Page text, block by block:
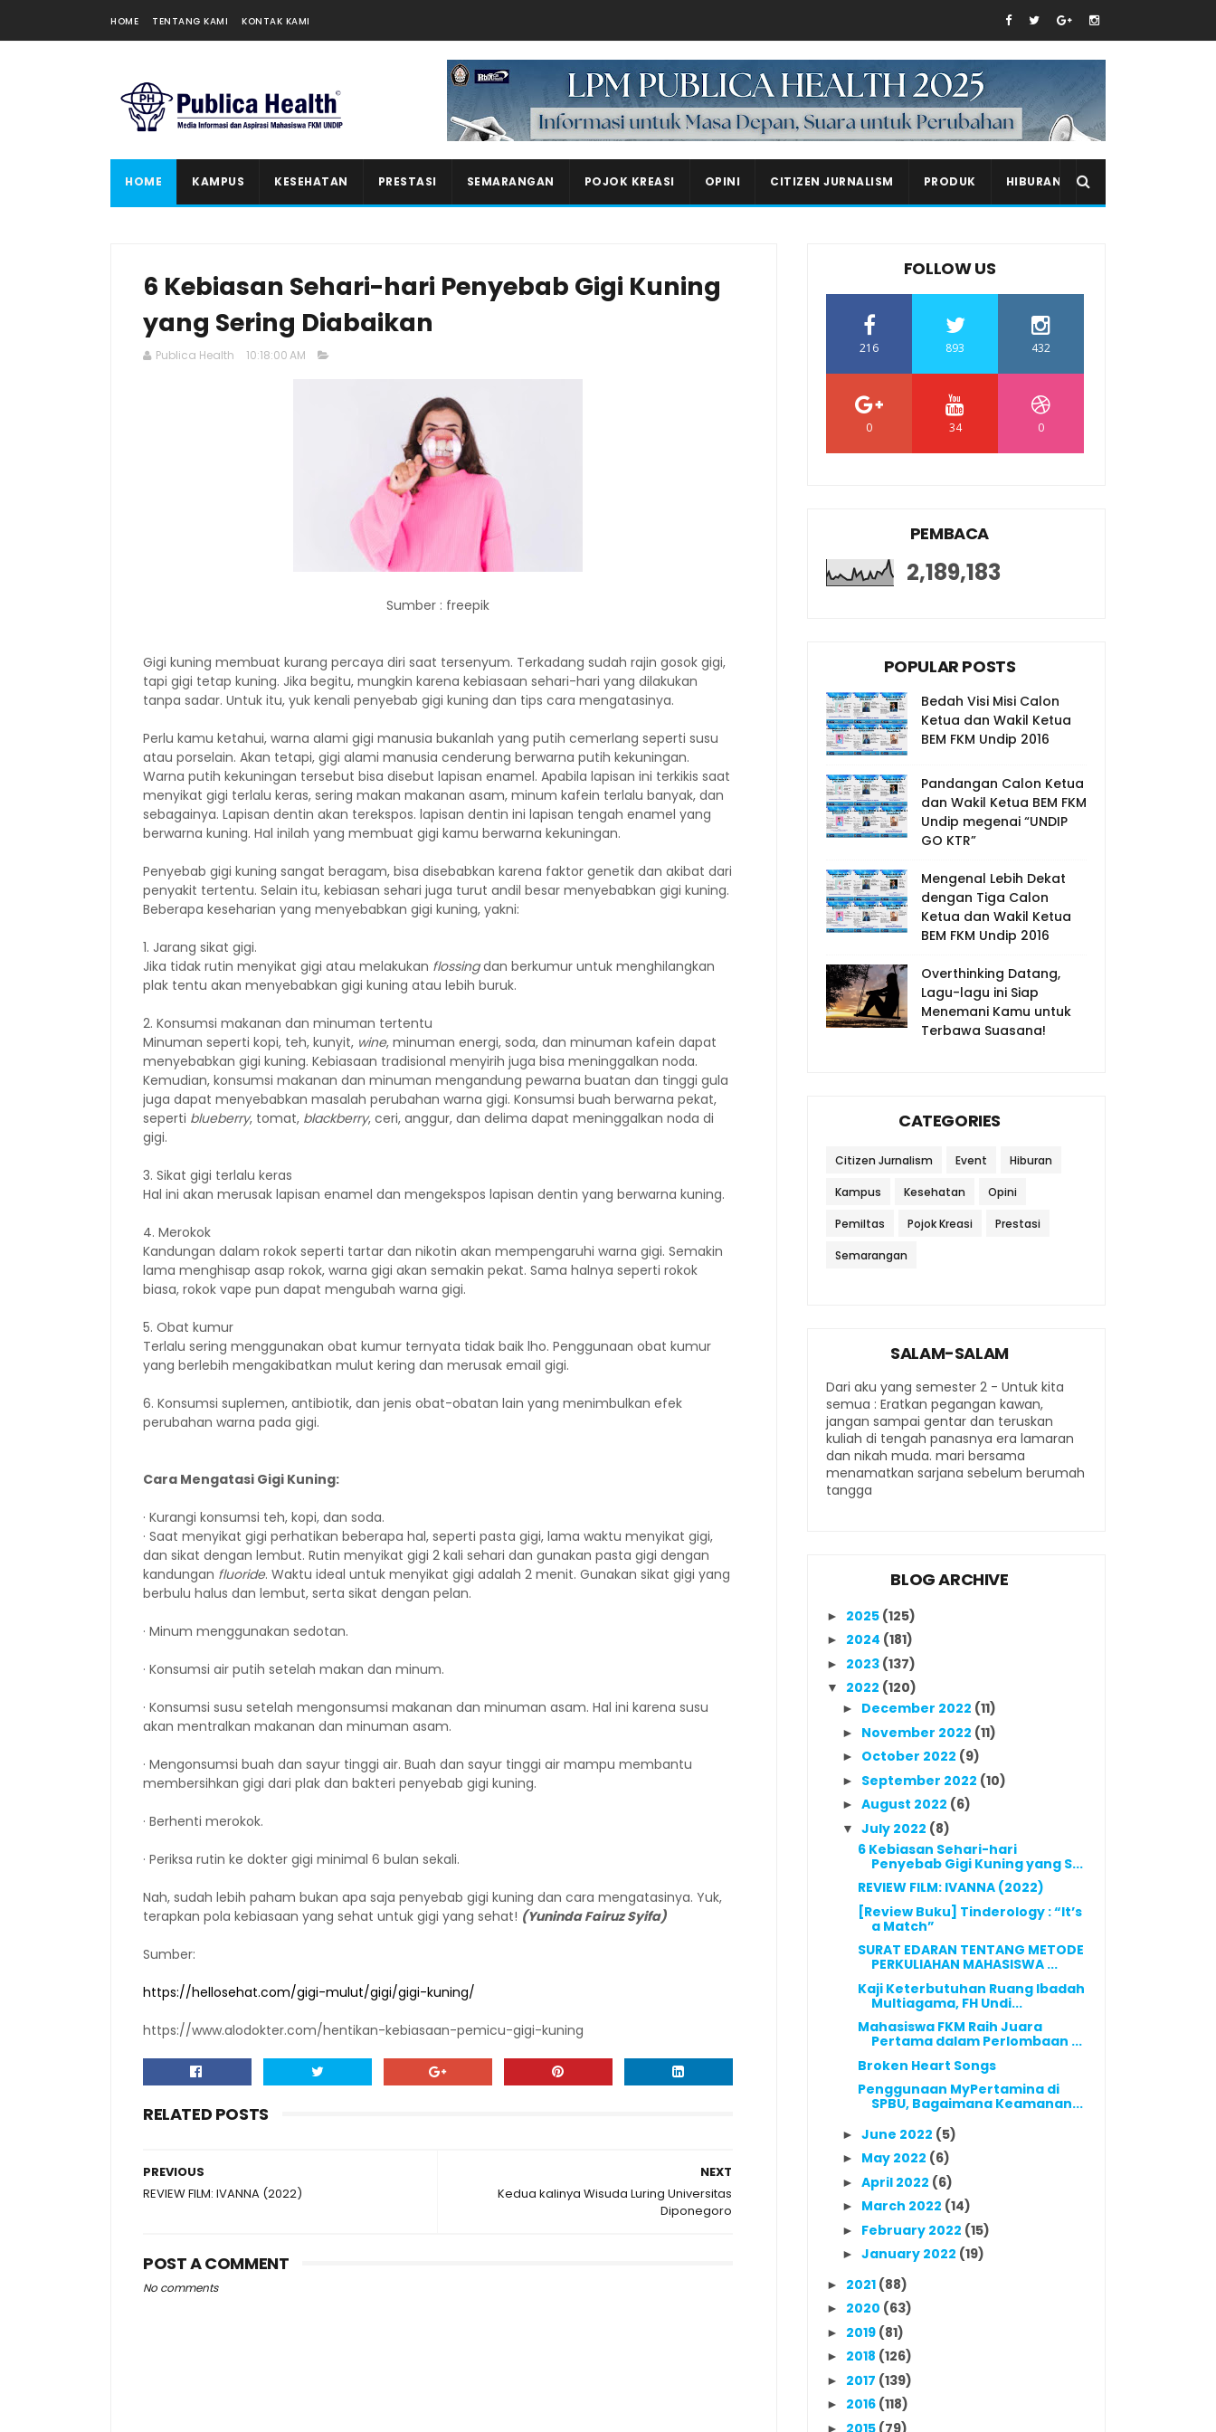
HOME TENTANG KAMI KONTAK KAMI
Masukkan iklan disini!
HOME KAMPUS KESEHATAN PRESTASI SEMARANGAN POJOK KREASI OPINI CITIZEN JURNALISM PRODUK HIBURAN
6 Kebiasan Sehari-hari Penyebab Gigi Kuning
yang Sering Diabaikan
Publica Health 10:18:00 AM
Sumber : freepik
Gigi kuning membuat kurang percaya diri saat tersenyum. Terkadang sudah rajin gosok gigi,
tapi gigi tetap kuning. Jika begitu, mungkin karena kebiasaan sehari-hari yang dilakukan
tanpa sadar. Untuk itu, yuk kenali penyebab gigi kuning dan tips cara mengatasinya.
Perlu kamu ketahui, warna alami gigi manusia bukanlah yang putih cemerlang seperti susu
atau porselain. Akan tetapi, gigi alami manusia cenderung berwarna putih kekuningan.
Warna putih kekuningan tersebut bisa disebut lapisan enamel. Apabila lapisan ini terkikis saat
menyikat gigi terlalu keras, sering makan makanan asam, minum kafein terlalu banyak, dan
sebagainya. Lapisan dentin akan terekspos. lapisan dentin ini lapisan tengah enamel yang
berwarna kuning. Hal inilah yang membuat gigi kamu berwarna kekuningan.
Penyebab gigi kuning sangat beragam, bisa disebabkan karena faktor genetik dan akibat dari
penyakit tertentu. Selain itu, kebiasan sehari juga turut andil besar menyebabkan gigi kuning.
Beberapa keseharian yang menyebabkan gigi kuning, yakni:
1. Jarang sikat gigi.
Jika tidak rutin menyikat gigi atau melakukan flossingdan berkumur untuk menghilangkan
plak tentu akan menyebabkan gigi kuning atau lebih buruk.
2. Konsumsi makanan dan minuman tertentu
Minuman seperti kopi, teh, kunyit, wine, minuman energi, soda, dan minuman kafein dapat
menyebabkan gigi kuning. Kebiasaan tradisional menyirih juga bisa meninggalkan noda.
Kemudian, konsumsi makanan dan minuman mengandung pewarna buatan dan tinggi gula
juga dapat menyebabkan masalah perubahan warna gigi. Konsumsi buah berwarna pekat,
seperti blueberry, tomat, blackberry, ceri, anggur, dan delima dapat meninggalkan noda di
gigi.
3. Sikat gigi terlalu keras
Hal ini akan merusak lapisan enamel dan mengekspos lapisan dentin yang berwarna kuning.
4. Merokok
Kandungan dalam rokok seperti tartar dan nikotin akan mempengaruhi warna gigi. Semakin
lama menghisap asap rokok, warna gigi akan semakin pekat. Sama halnya seperti rokok
biasa, rokok vape pun dapat mengubah warna gigi.
5. Obat kumur
Terlalu sering menggunakan obat kumur ternyata tidak baik lho. Penggunaan obat kumur
yang berlebih mengakibatkan mulut kering dan merusak email gigi.
6. Konsumsi suplemen, antibiotik, dan jenis obat-obatan lain yang menimbulkan efek
perubahan warna pada gigi.
Cara Mengatasi Gigi Kuning:
· Kurangi konsumsi teh, kopi, dan soda.
· Saat menyikat gigi perhatikan beberapa hal, seperti pasta gigi, lama waktu menyikat gigi,
dan sikat dengan lembut. Rutin menyikat gigi 2 kali sehari dan gunakan pasta gigi dengan
kandungan fluoride. Waktu ideal untuk menyikat gigi adalah 2 menit. Gunakan sikat gigi yang
berbulu halus dan lembut, serta sikat dengan pelan.
· Minum menggunakan sedotan.
· Konsumsi air putih setelah makan dan minum.
· Konsumsi susu setelah mengonsumsi makanan dan minuman asam. Hal ini karena susu
akan mentralkan makanan dan minuman asam.
· Mengonsumsi buah dan sayur tinggi air. Buah dan sayur tinggi air mampu membantu
membersihkan gigi dari plak dan bakteri penyebab gigi kuning.
· Berhenti merokok.
· Periksa rutin ke dokter gigi minimal 6 bulan sekali.
Nah, sudah lebih paham bukan apa saja penyebab gigi kuning dan cara mengatasinya. Yuk,
terapkan pola kebiasaan yang sehat untuk gigi yang sehat! (Yuninda Fairuz Syifa)
Sumber:
https://hellosehat.com/gigi-mulut/gigi/gigi-kuning/
https://www.alodokter.com/hentikan-kebiasaan-pemicu-gigi-kuning
RELATED POSTS
NEXT
Kedua kalinya Wisuda Luring Universitas
Diponegoro
PREVIOUS
REVIEW FILM: IVANNA (2022)
POST A COMMENT
No comments
FOLLOW US
216 893 432
0 34 0
PEMBACA
2,189,183
POPULAR POSTS
Bedah Visi Misi Calon
Ketua dan Wakil Ketua
BEM FKM Undip 2016
Pandangan Calon Ketua
dan Wakil Ketua BEM FKM
Undip megenai “UNDIP
GO KTR”
Mengenal Lebih Dekat
dengan Tiga Calon
Ketua dan Wakil Ketua
BEM FKM Undip 2016
Overthinking Datang,
Lagu-lagu ini Siap
Menemani Kamu untuk
Terbawa Suasana!
CATEGORIES
Citizen Jurnalism Event Hiburan
Kampus Kesehatan Opini
Pemiltas Pojok Kreasi Prestasi
Semarangan
SALAM-SALAM
Dari aku yang semester 2 - Untuk kita
semua : Eratkan pegangan kawan,
jangan sampai gentar dan teruskan
kuliah di tengah panasnya era lamaran
dan nikah muda. mari bersama
menamatkan sarjana sebelum berumah
tangga
BLOG ARCHIVE
► 2025 (125)
► 2024 (181)
► 2023 (137)
▼ 2022 (120)
► December 2022 (11)
► November 2022 (11)
► October 2022 (9)
► September 2022 (10)
► August 2022 (6)
▼ July 2022 (8)
6 Kebiasan Sehari-hari
Penyebab Gigi Kuning yang S...
REVIEW FILM: IVANNA (2022)
[Review Buku] Tinderology : “It’s
a Match”
SURAT EDARAN TENTANG METODE
PERKULIAHAN MAHASISWA ...
Kaji Keterbutuhan Ruang Ibadah
Multiagama, FH Undi...
Mahasiswa FKM Raih Juara
Pertama dalam Perlombaan ...
Broken Heart Songs
Penggunaan MyPertamina di
SPBU, Bagaimana Keamanan...
► June 2022 (5)
► May 2022 (6)
► April 2022 (6)
► March 2022 (14)
► February 2022 (15)
► January 2022 (19)
► 2021 (88)
► 2020 (63)
► 2019 (81)
► 2018 (126)
► 2017 (139)
► 2016 (118)
► 2015 (79)